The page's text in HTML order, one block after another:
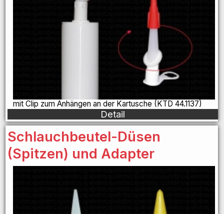
mit Clip zum Anhängen an der Kartusche (KTD 44.1137)
Detail
Schlauchbeutel-Düsen
(Spitzen) und Adapter